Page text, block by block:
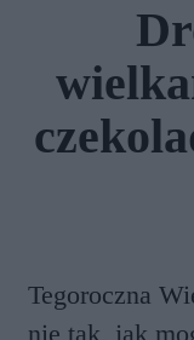
Tegoroczna
nie tak, jak